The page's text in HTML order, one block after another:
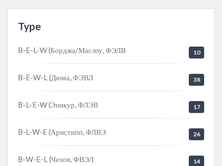
Type
B-E-L-W (Борджа/Маслоу, ФЭЛВ 10
B-E-W-L (Дюма, ФЭВЛ 38
B-L-E-W (Эпикур, ФЛЭВ 17
B-L-W-E (Аристипп, ФЛВЭ 26
B-W-E-L (Чехов, ФВЭЛ 14